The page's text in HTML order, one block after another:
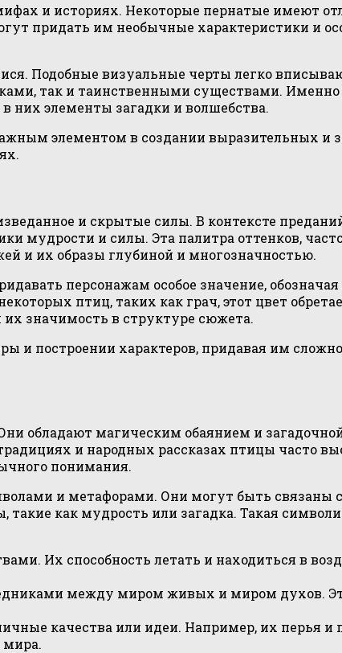
и историях. Некоторые пернатые имеют
придать им необычные характеристики и
Подобные визуальные черты легко
так и таинственными существами. Именно
них элементы загадки и волшебства.
элементом в создании выразительных
и скрытые силы. В контексте
мудрости и силы. Эта палитра оттенков,
и их образы глубиной и многозначностью.
персонажам особое значение, обозначая
птиц, таких как грач, этот цвет
значимость в структуре сюжета.
построении характеров, придавая им
обладают магическим обаянием и
и народных рассказах птицы часто
понимания.
и метафорами. Они могут быть связаны
как мудрость или загадка. Такая
Их способность летать и находиться в
между миром живых и миром духов.
качества или идеи. Например, их перья и
мира.